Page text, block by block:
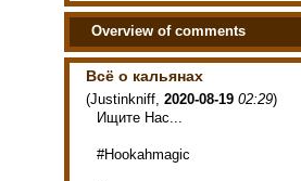
Overview of comments
Всё о кальянах
(Justinkniff 2020-08-19 02:29)
Ищите Нас...
#Hookahmagic